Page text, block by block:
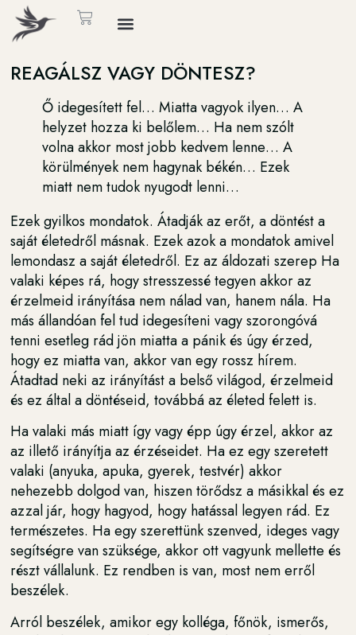
REAGÁLSZ VAGY DÖNTESZ?
Ő idegesített fel… Miatta vagyok ilyen… A
helyzet hozza ki belőlem… Ha nem szólt
volna akkor most jobb kedvem lenne… A
körülmények nem hagynak békén… Ezek
miatt nem tudok nyugodt lenni…
Ezek gyilkos mondatok. Átadják az erőt, a döntést a
saját életedről másnak. Ezek azok a mondatok amivel
lemondasz a saját életedről. Ez az áldozati szerep Ha
valaki képes rá, hogy stresszessé tegyen akkor az
érzelmeid irányítása nem nálad van, hanem nála. Ha
más állandóan fel tud idegesíteni vagy szorongóvá
tenni esetleg rád jön miatta a pánik és úgy érzed,
hogy ez miatta van, akkor van egy rossz hírem.
Átadtad neki az irányítást a belső világod, érzelmeid
és ez által a döntéseid, továbbá az életed felett is.
Ha valaki más miatt így vagy épp úgy érzel, akkor az
az illető irányítja az érzéseidet. Ha ez egy szeretett
valaki (anyuka, apuka, gyerek, testvér) akkor
nehezebb dolgod van, hiszen törődsz a másikkal és ez
azzal jár, hogy hagyod, hogy hatással legyen rád. Ez
természetes. Ha egy szerettünk szenved, ideges vagy
segítségre van szüksége, akkor ott vagyunk mellette és
részt vállalunk. Ez rendben is van, most nem erről
beszélek.
Arról beszélek, amikor egy kolléga, főnök, ismerős,